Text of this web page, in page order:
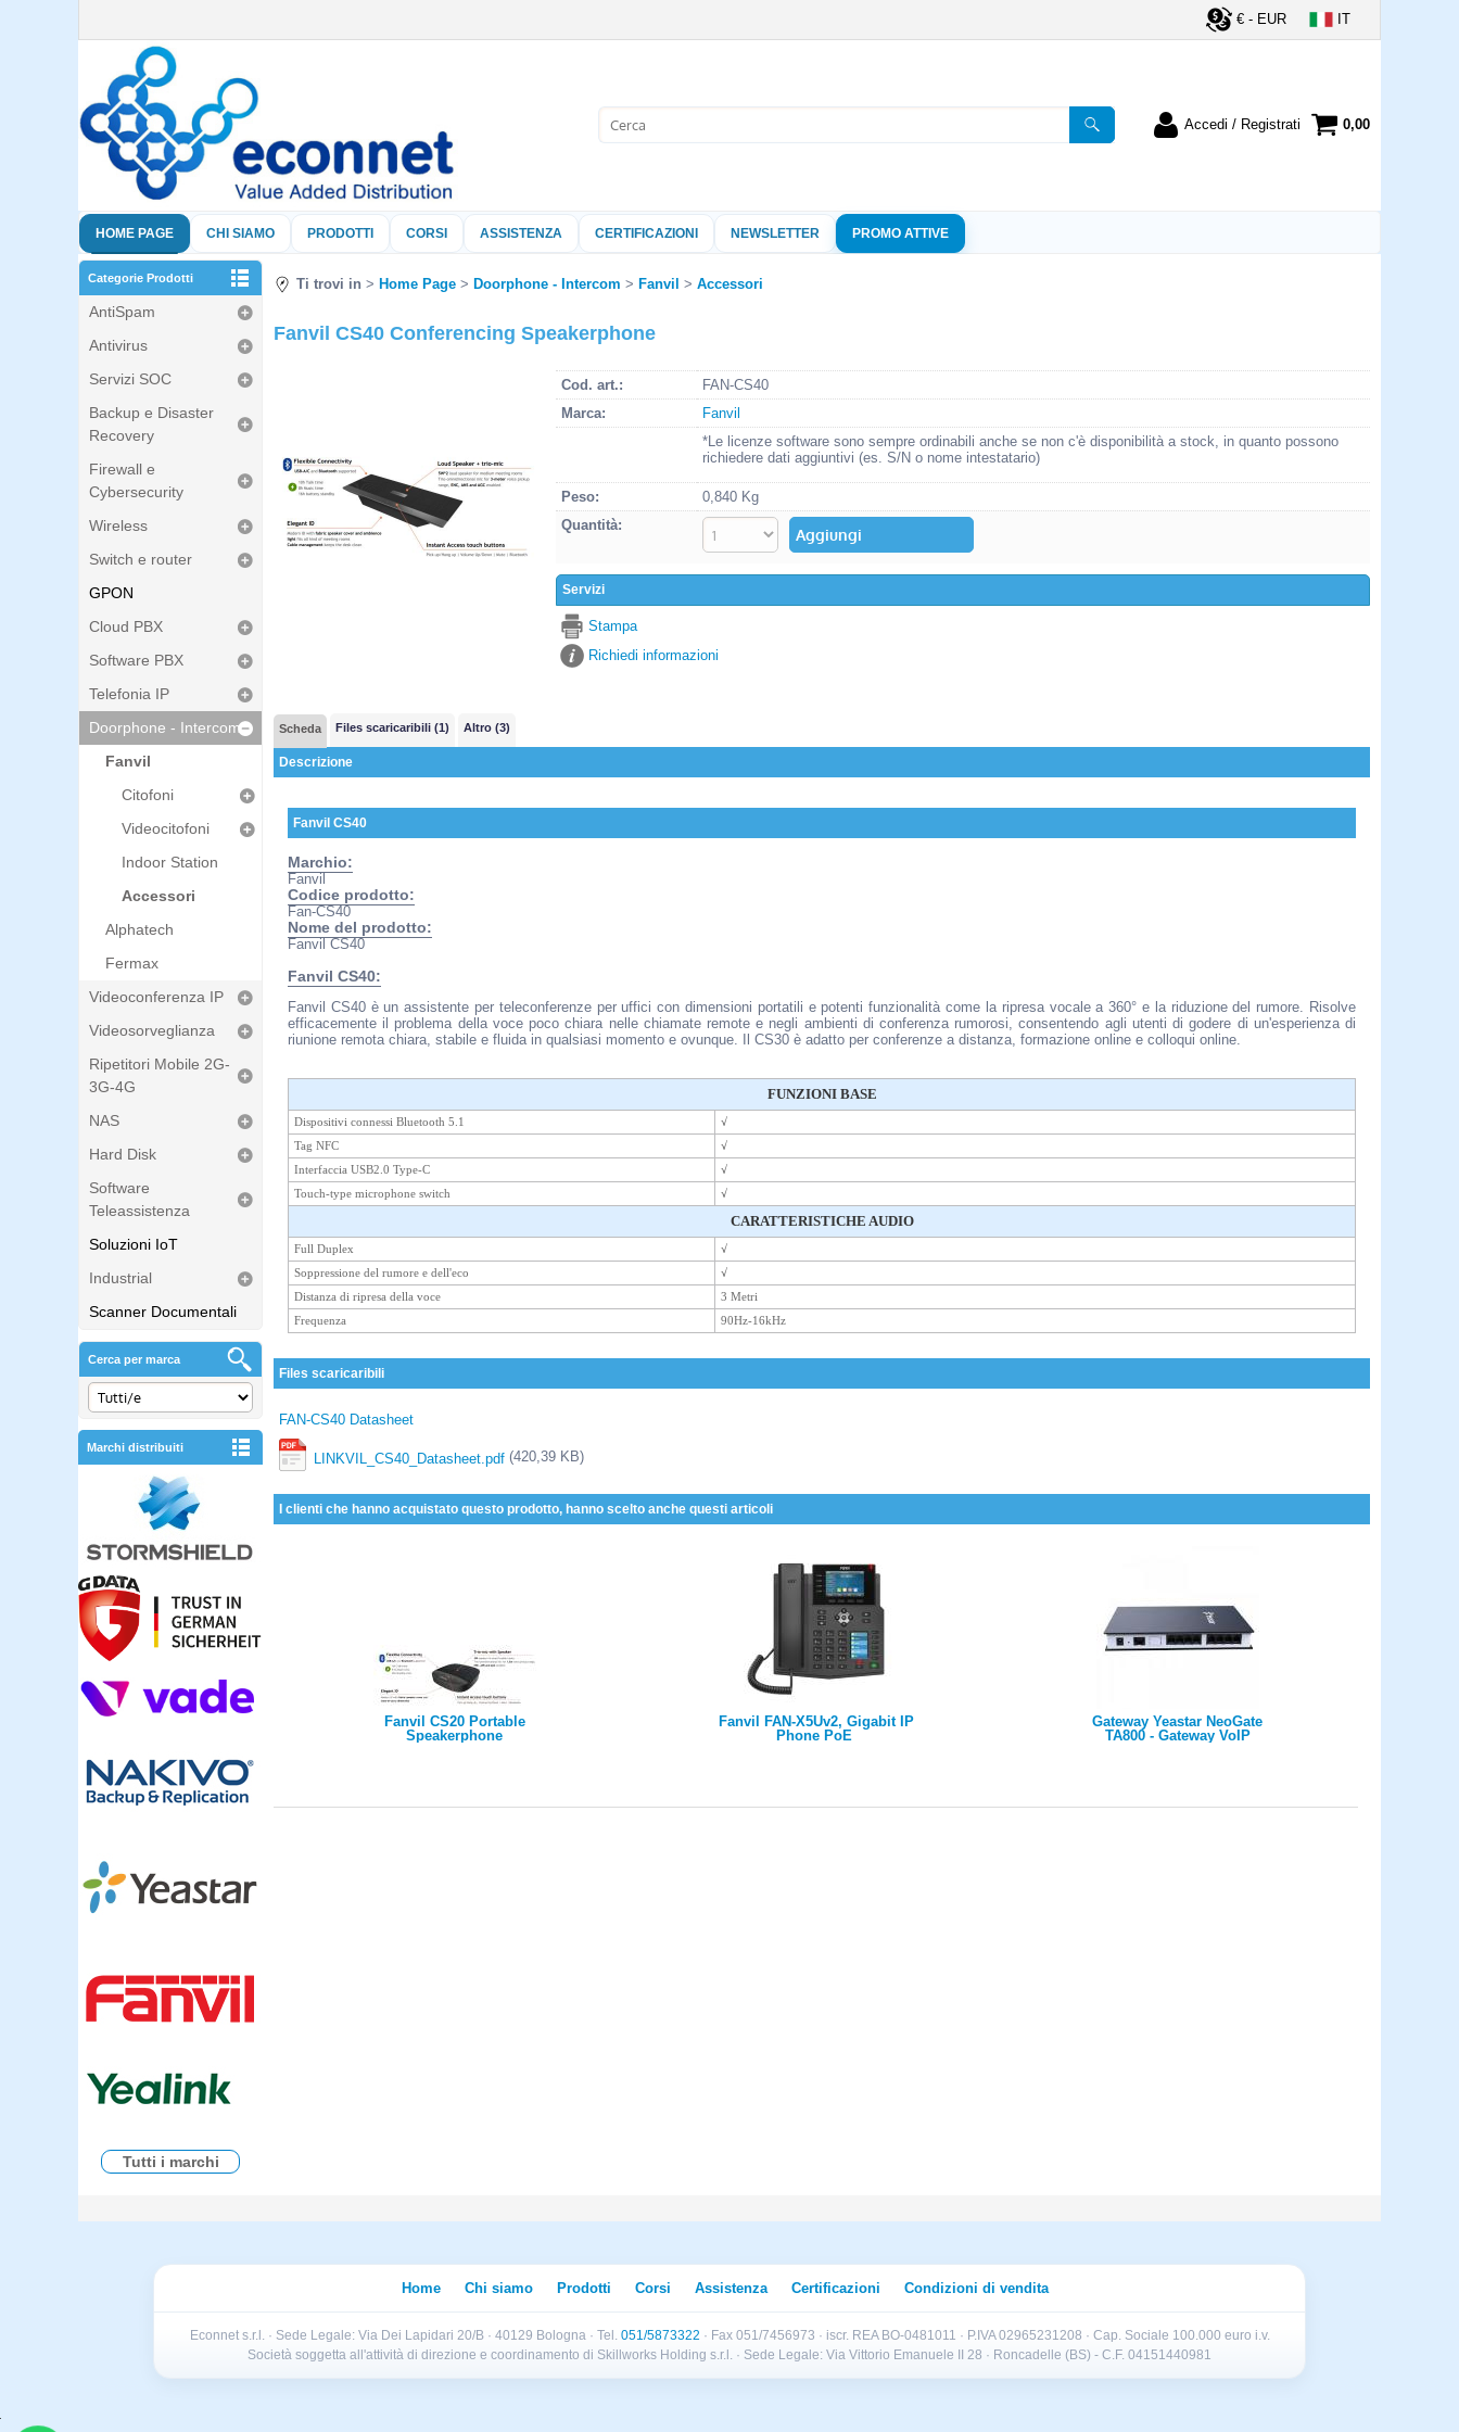
€ - EUR IT
Accedi / Registrati
nome utente e la password e poi
clicca sul pulsante "Accedi"
Hai perso la password?
0,00
HOME PAGE CHI SIAMO PRODOTTI CORSI ASSISTENZA CERTIFICAZIONI NEWSLETTER PROMO ATTIVE
Categorie Prodotti
AntiSpam
Antivirus
Servizi SOC
Backup e Disaster
Recovery
Firewall e
Cybersecurity
Wireless
Switch e router
GPON
Cloud PBX
Software PBX
Telefonia IP
Doorphone - Intercom
Fanvil
Citofoni
Videocitofoni
Indoor Station
Accessori
Alphatech
Fermax
Videoconferenza IP
Videosorveglianza
Ripetitori Mobile 2G-
3G-4G
NAS
Hard Disk
Software
Teleassistenza
Soluzioni IoT
Industrial
Scanner Documentali
Cerca per marca
Marchi distribuiti
Tutti i marchi
Ti trovi in Home Page Doorphone - Intercom Fanvil Accessori
Fanvil CS40 Conferencing Speakerphone
Cod. art.:
FAN-CS40
Marca:
Fanvil
*Le licenze software sono sempre ordinabili anche se non c'è disponibilità a stock, in quanto possono
richiedere dati aggiuntivi (es. S/N o nome intestatario)
Peso:
0,840 Kg
Quantità:
Servizi
Stampa
Richiedi informazioni
Scheda Files scaricaribili (1) Altro (3)
Descrizione
Fanvil CS40
Marchio:
Fanvil
Codice prodotto:
Fan-CS40
Nome del prodotto:
Fanvil CS40
Fanvil CS40:
Fanvil CS40 è un assistente per teleconferenze per uffici con dimensioni portatili e potenti funzionalità come la ripresa vocale a 360° e la riduzione del rumore. Risolve
efficacemente il problema della voce poco chiara nelle chiamate remote e negli ambienti di conferenza rumorosi, consentendo agli utenti di godere di un'esperienza di
riunione remota chiara, stabile e fluida in qualsiasi momento e ovunque. Il CS30 è adatto per conferenze a distanza, formazione online e colloqui online.
FUNZIONI BASE
Dispositivi connessi Bluetooth 5.1
√
Tag NFC
√
Interfaccia USB2.0 Type-C
√
Touch-type microphone switch
√
CARATTERISTICHE AUDIO
Full Duplex
√
Soppressione del rumore e dell'eco
√
Distanza di ripresa della voce
3 Metri
Frequenza
90Hz-16kHz
Files scaricaribili
FAN-CS40 Datasheet
LINKVIL_CS40_Datasheet.pdf (420,39 KB)
I clienti che hanno acquistato questo prodotto, hanno scelto anche questi articoli
Fanvil CS20 Portable
Speakerphone
Fanvil FAN-X5Uv2, Gigabit IP
Phone PoE
Gateway Yeastar NeoGate
TA800 - Gateway VoIP
Home Chi siamo Prodotti Corsi Assistenza Certificazioni Condizioni di vendita
Econnet s.r.l. · Sede Legale: Via Dei Lapidari 20/B · 40129 Bologna · Tel. 051/5873322 · Fax 051/7456973 · iscr. REA BO-0481011 · P.IVA 02965231208 · Cap. Sociale 100.000 euro i.v.
Società soggetta all'attività di direzione e coordinamento di Skillworks Holding s.r.l. · Sede Legale: Via Vittorio Emanuele II 28 · Roncadelle (BS) - C.F. 04151440981